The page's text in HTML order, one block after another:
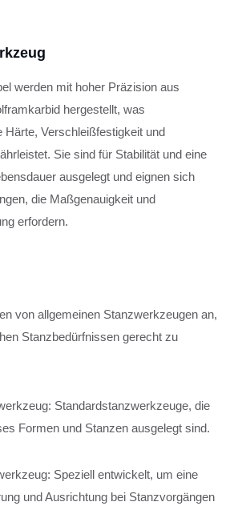
werden mit hoher Präzision aus
hergestellt, was
Härte, Verschleißfestigkeit und
Sie sind für Stabilität und eine
ausgelegt und eignen sich
die Maßgenauigkeit und
erfordern.
von allgemeinen Stanzwerkzeugen an,
Stanzbedürfnissen gerecht zu
Standardstanzwerkzeuge, die
Formen und Stanzen ausgelegt sind.
Speziell entwickelt, um eine
und Ausrichtung bei Stanzvorgängen